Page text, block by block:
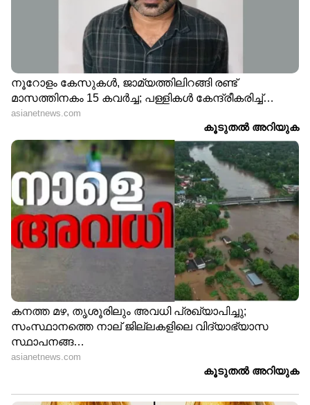
LATEST VIDEOS
ഏഷ്യാനെറ്റ് ന്യൂസ് മലയാളത്തിലൂടെCricket
News അറിയൂ. നിങ്ങളുടെ പ്രിയ ക്രിക്കറ്റ്ടീ
മുകളുടെ പ്രകടനങ്ങൾ, ആവേശകരമായ
നിമിഷങ്ങൾ, മത്സരം കഴിഞ്ഞുള്ള
വിശകലനങ്ങൾ — എല്ലാം ഇപ്പോൾAsianet